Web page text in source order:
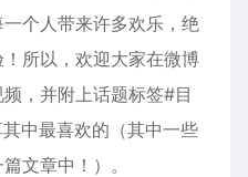
个人带来许多欢乐，绝
所以，欢迎大家在微博
，并附上话题标签#目
中最喜欢的（其中一些
文章中！）。